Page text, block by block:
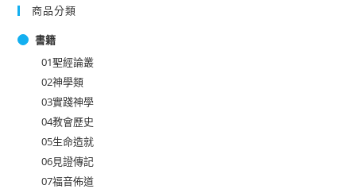
商品分類
書籍
01聖經論叢
02神學類
03實踐神學
04教會歷史
05生命造就
06見證傳記
07福音佈道